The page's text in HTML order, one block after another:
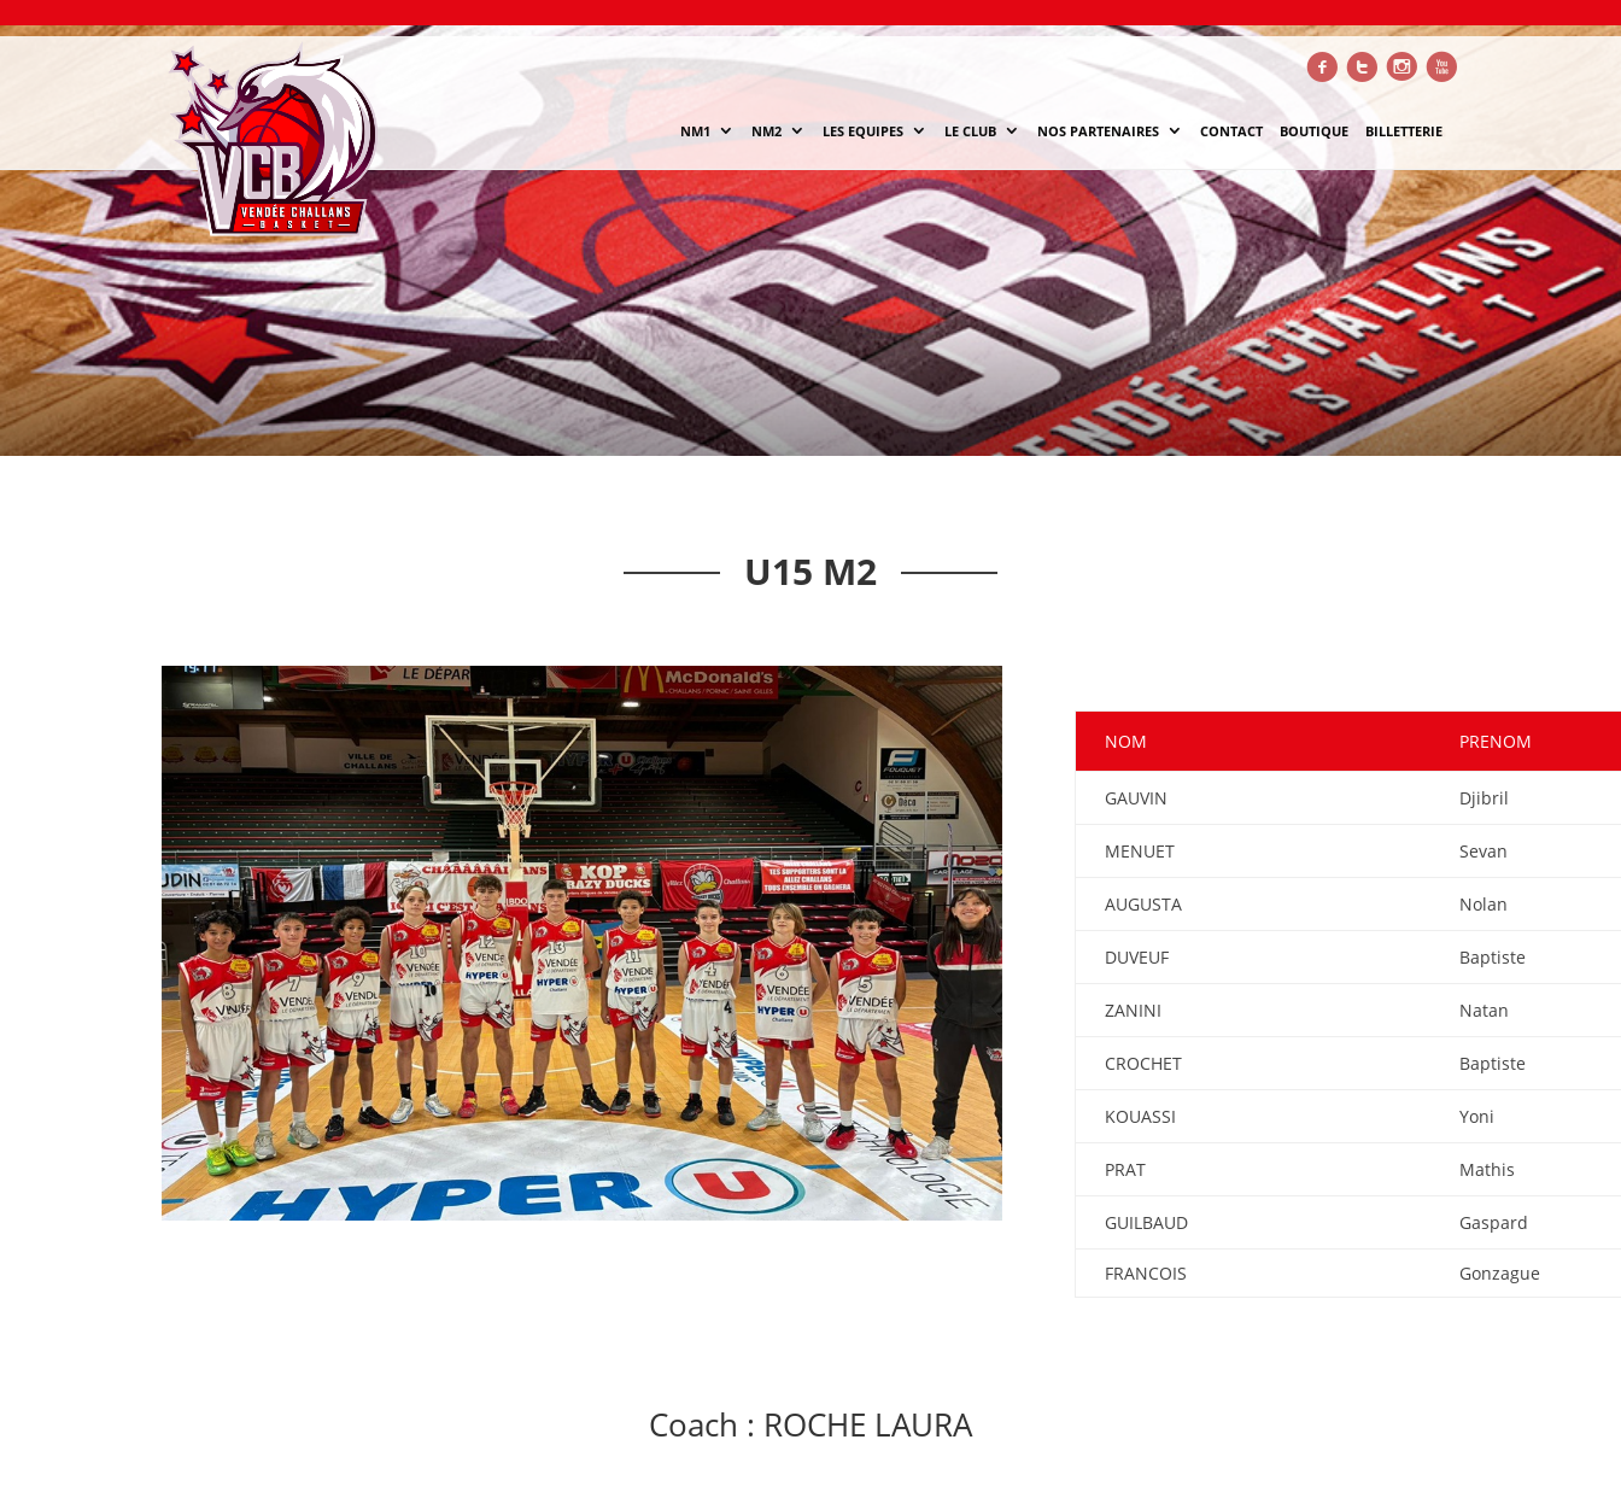
f t i x
NM1 NM2 LES EQUIPES LE CLUB NOS PARTENAIRES CONTACT BOUTIQUE BILLETTERIE
U15 M2
NOM PRENOM
GAUVIN Djibril
MENUET Sevan
AUGUSTA Nolan
DUVEUF Baptiste
ZANINI Natan
CROCHET Baptiste
KOUASSI Yoni
PRAT Mathis
GUILBAUD Gaspard
FRANCOIS Gonzague
Coach : ROCHE LAURA